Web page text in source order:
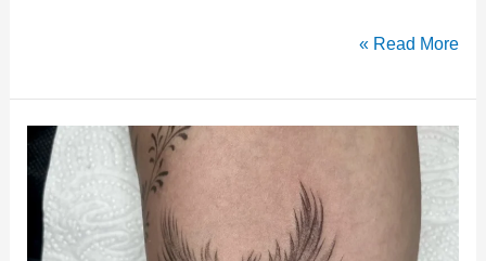
Read More »
קעקועים
בצפון